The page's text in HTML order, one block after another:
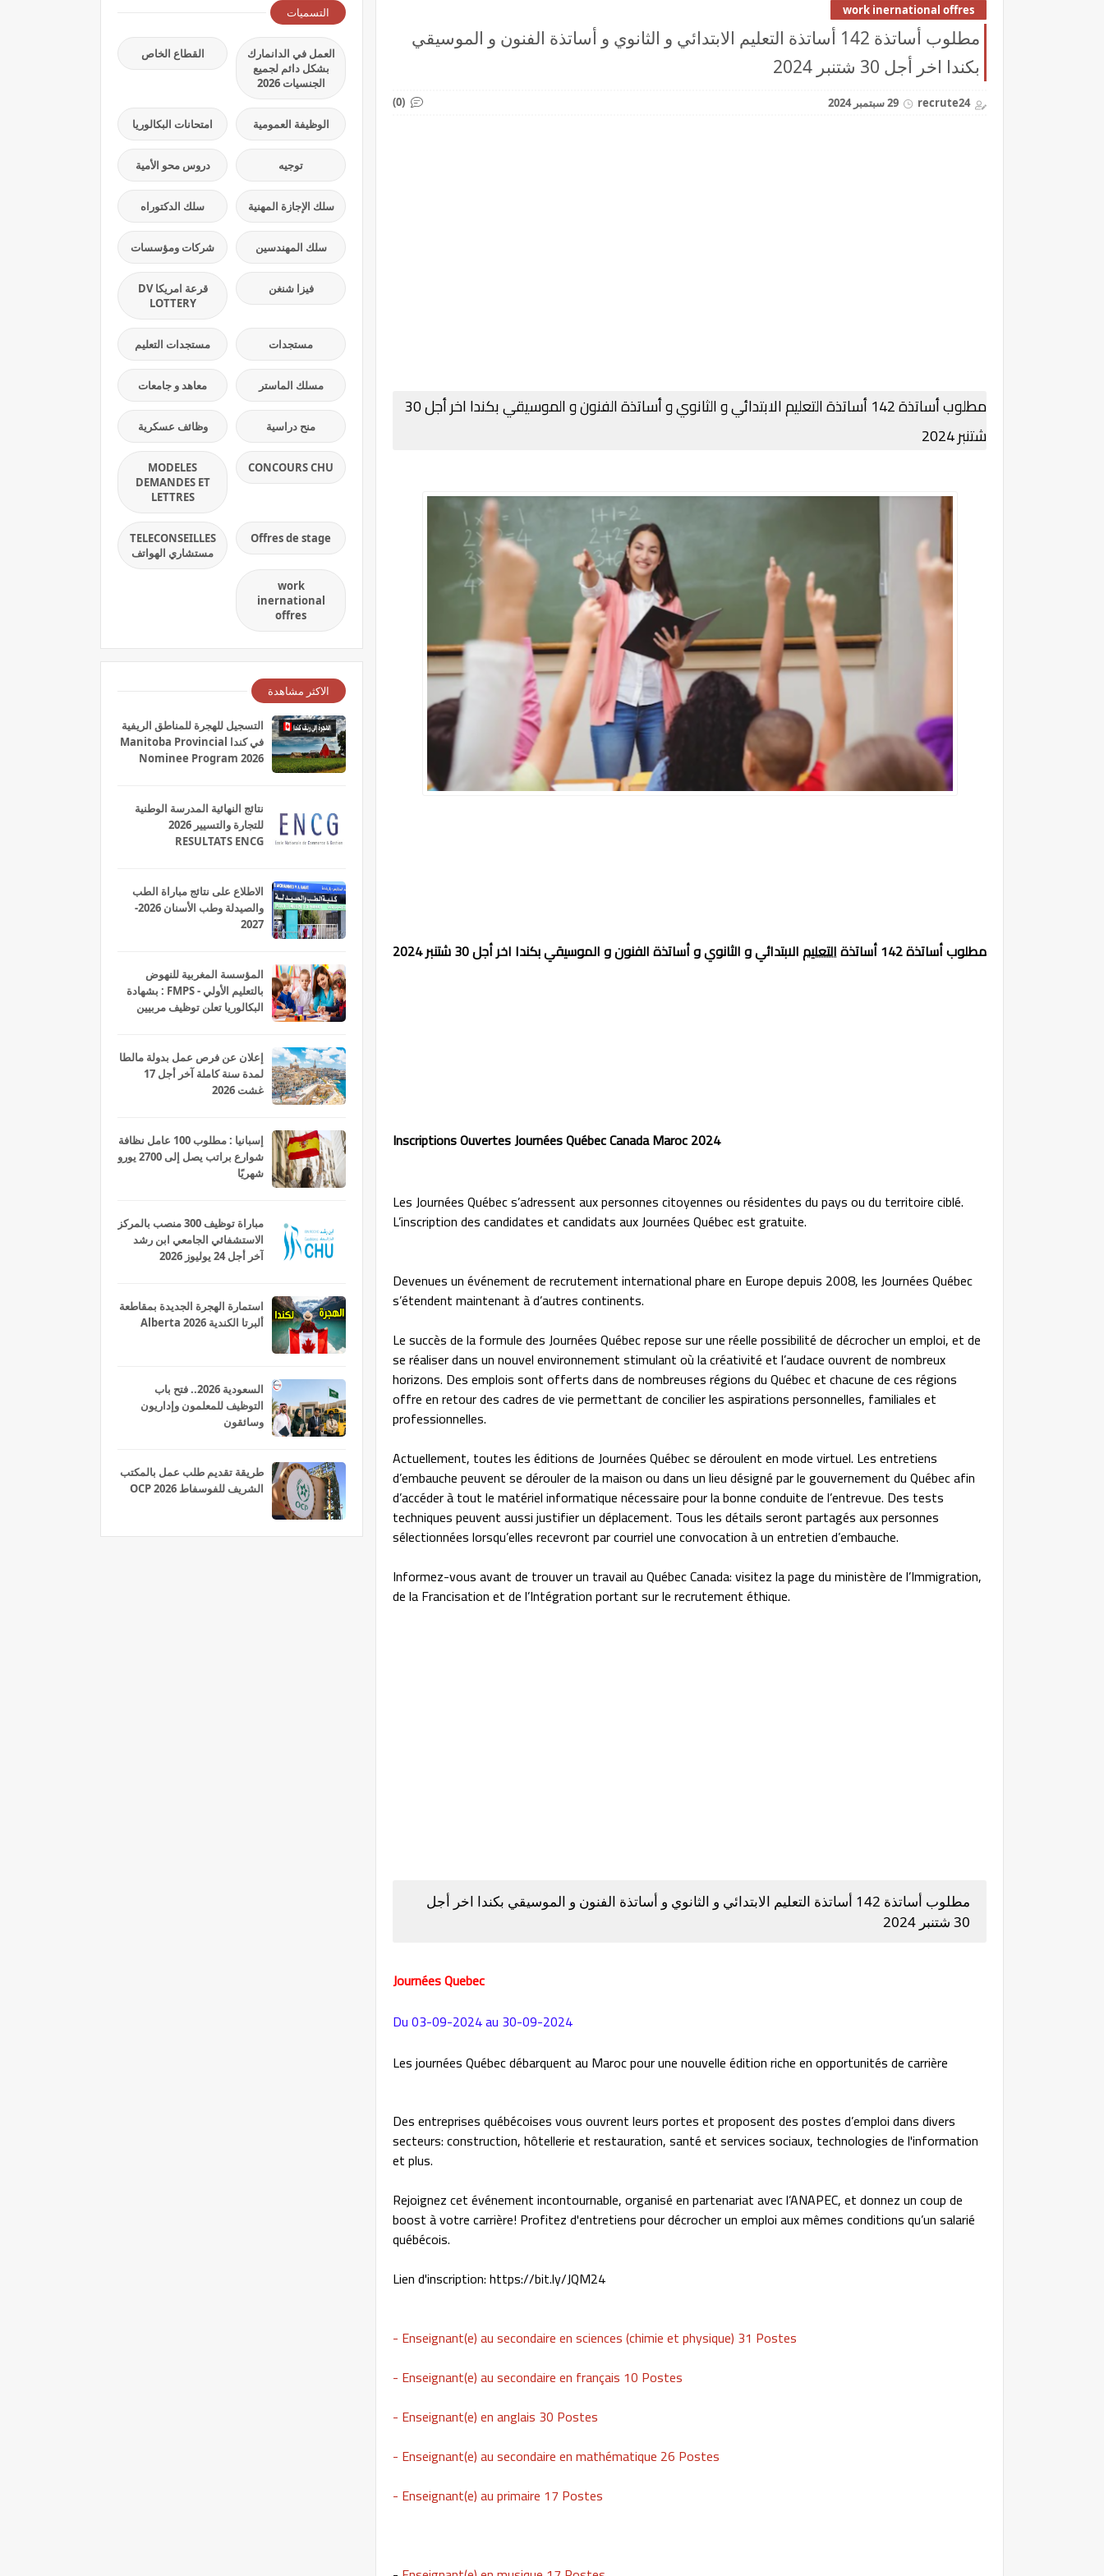
work inernational offres
مطلوب أساتذة 142 أساتذة التعليم الابتدائي و الثانوي و أساتذة الفنون و الموسيقي
بكندا اخر أجل 30 شتنبر 2024
recrute24 29 سبتمبر 2024 (0)
مطلوب أساتذة 142 أساتذة التعليم الابتدائي و الثانوي و أساتذة الفنون و الموسيقي بكندا اخر أجل 30
شتنبر 2024
مطلوب أساتذة 142 أساتذة التعليمالابتدائي و الثانوي و أساتذة الفنون و الموسيقي بكندا اخر أجل 30 شتنبر 2024
Inscriptions Ouvertes Journées Québec Canada Maroc 2024
Les Journées Québec s’adressent aux personnes citoyennes ou résidentes du pays ou du territoire ciblé.
L’inscription des candidates et candidats aux Journées Québec est gratuite.
Devenues un événement de recrutement international phare en Europe depuis 2008, les Journées Québec
s’étendent maintenant à d’autres continents.
Le succès de la formule des Journées Québec repose sur une réelle possibilité de décrocher un emploi, et de
se réaliser dans un nouvel environnement stimulant où la créativité et l’audace ouvrent de nombreux
horizons. Des emplois sont offerts dans de nombreuses régions du Québec et chacune de ces régions
offre en retour des cadres de vie permettant de concilier les aspirations personnelles, familiales et
professionnelles.
Actuellement, toutes les éditions de Journées Québec se déroulent en mode virtuel. Les entretiens
d’embauche peuvent se dérouler de la maison ou dans un lieu désigné par le gouvernement du Québec afin
d’accéder à tout le matériel informatique nécessaire pour la bonne conduite de l’entrevue. Des tests
techniques peuvent aussi justifier un déplacement. Tous les détails seront partagés aux personnes
sélectionnées lorsqu’elles recevront par courriel une convocation à un entretien d’embauche.
Informez-vous avant de trouver un travail au Québec Canada: visitez la page du ministère de l’Immigration,
de la Francisation et de l’Intégration portant sur le recrutement éthique.
مطلوب أساتذة 142 أساتذة التعليم الابتدائي و الثانوي و أساتذة الفنون و الموسيقي بكندا اخر أجل
30 شتنبر 2024
Journées Quebec
Du 03-09-2024 au 30-09-2024
Les journées Québec débarquent au Maroc pour une nouvelle édition riche en opportunités de carrière
Des entreprises québécoises vous ouvrent leurs portes et proposent des postes d’emploi dans divers
secteurs: construction, hôtellerie et restauration, santé et services sociaux, technologies de l'information
et plus.
Rejoignez cet événement incontournable, organisé en partenariat avec l’ANAPEC, et donnez un coup de
boost à votre carrière! Profitez d'entretiens pour décrocher un emploi aux mêmes conditions qu’un salarié
québécois.
Lien d'inscription: https://bit.ly/JQM24
- Enseignant(e) au secondaire en sciences (chimie et physique) 31 Postes
- Enseignant(e) au secondaire en français 10 Postes
- Enseignant(e) en anglais 30 Postes
- Enseignant(e) au secondaire en mathématique 26 Postes
- Enseignant(e) au primaire 17 Postes
التسميات
العمل في الدانمارك
بشكل دائم لجميع
الجنسيات 2026
القطاع الخاص
الوظيفة العمومية امتحانات البكالوريا
توجيه دروس محو الأمية
سلك الإجازة المهنية سلك الدكتوراه
سلك المهندسين شركات ومؤسسات
فيزا شنغن
قرعة امريكا DV
LOTTERY
مستجدات مستجدات التعليم
مسلك الماستر معاهد و جامعات
منح دراسية وظائف عسكرية
CONCOURS CHU
MODELES
DEMANDES ET
LETTRES
Offres de stage
TELECONSEILLES
مستشاري الهواتف
work
inernational
offres
الاكثر مشاهدة
التسجيل للهجرة للمناطق الريفية
في كندا Manitoba Provincial
Nominee Program 2026
نتائج النهائية المدرسة الوطنية
للتجارة والتسيير 2026
RESULTATS ENCG
الاطلاع على نتائج مباراة الطب
والصيدلة وطب الأسنان 2026-
2027
المؤسسة المغربية للنهوض
بالتعليم الأولي - FMPS : بشهادة
البكالوريا تعلن توظيف مربيين
إعلان عن فرص عمل بدولة مالطا
لمدة سنة كاملة آخر أجل 17
غشت 2026
إسبانيا : مطلوب 100 عامل نظافة
شوارع براتب يصل إلى 2700 يورو
شهريًا
مباراة توظيف 300 منصب بالمركز
الاستشفائي الجامعي ابن رشد
آخر أجل 24 يوليوز 2026
استمارة الهجرة الجديدة بمقاطعة
ألبرتا الكندية Alberta 2026
السعودية 2026.. فتح باب
التوظيف للمعلمون وإداريون
وسائقون
طريقة تقديم طلب عمل بالمكتب
الشريف للفوسفاط OCP 2026